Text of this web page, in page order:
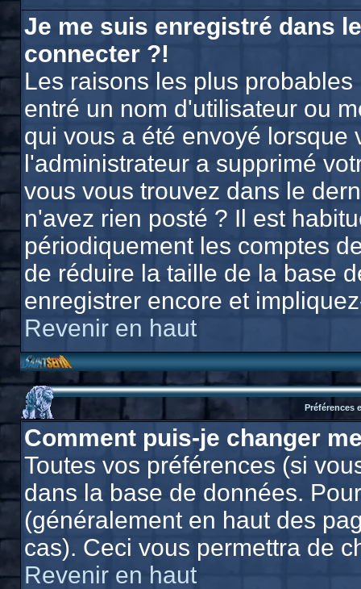
Je me suis enregistré dans
connecter ?!
Les raisons les plus
entré un nom d'utilisateur ou
qui vous a été envoyé lorsque
l'administrateur a supprimé
vous vous trouvez dans le
n'avez rien posté ? Il est
périodiquement les comptes
de réduire la taille de la base
enregistrer encore et
Revenir en haut
Préférences
Comment puis-je changer
Toutes vos préférences (si
dans la base de données.
(généralement en haut des
cas). Ceci vous permettra de
Revenir en haut